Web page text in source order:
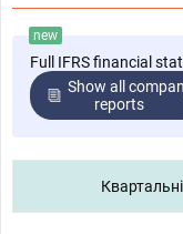
new
Full IFRS financial
Show all
reports
Квартальні